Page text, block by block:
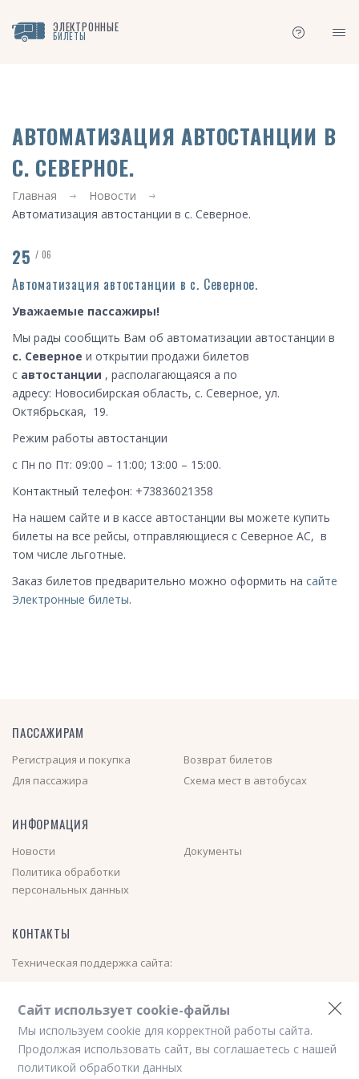
ЭЛЕКТРОННЫЕ
БИЛЕТЫ
АВТОМАТИЗАЦИЯ АВТОСТАНЦИИ В
С. СЕВЕРНОЕ.
Главная
Новости
Автоматизация автостанции в с. Северное.
25 / 06
Автоматизация автостанции в с. Северное.
Уважаемые пассажиры!
Мы рады сообщить Вам об автоматизации автостанции в
с. Северное и открытии продажи билетов
с автостанции , располагающаяся а по
адресу: Новосибирская область, с. Северное, ул.
Октябрьская, 19.
Режим работы автостанции
с Пн по Пт: 09:00 – 11:00; 13:00 – 15:00.
Контактный телефон: +73836021358
На нашем сайте и в кассе автостанции вы можете купить
билеты на все рейсы, отправляющиеся с Северное АС, в
том числе льготные.
Заказ билетов предварительно можно оформить на сайте
Электронные билеты.
ПАССАЖИРАМ
Регистрация и покупка
Возврат билетов
Для пассажира
Схема мест в автобусах
ИНФОРМАЦИЯ
Новости
Документы
Политика обработки
персональных данных
КОНТАКТЫ
Техническая поддержка сайта:
Электронная почта:nsk_avtovokzal@mail.ru
Новостной телеграм канал https://t.me/nskavtovokzal
Сайт использует cookie-файлы
Мы используем cookie для корректной работы сайта.
Продолжая использовать сайт, вы соглашаетесь с нашей
политикой обработки данных